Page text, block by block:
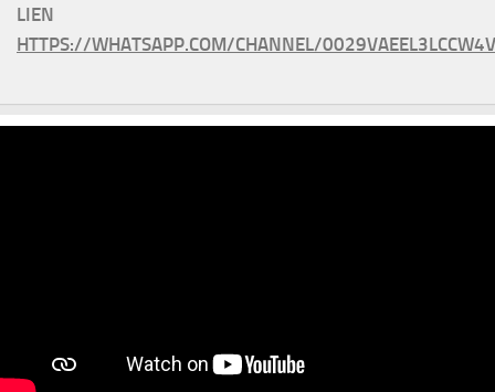
LIEN
HTTPS://WHATSAPP.COM/CHANNEL/